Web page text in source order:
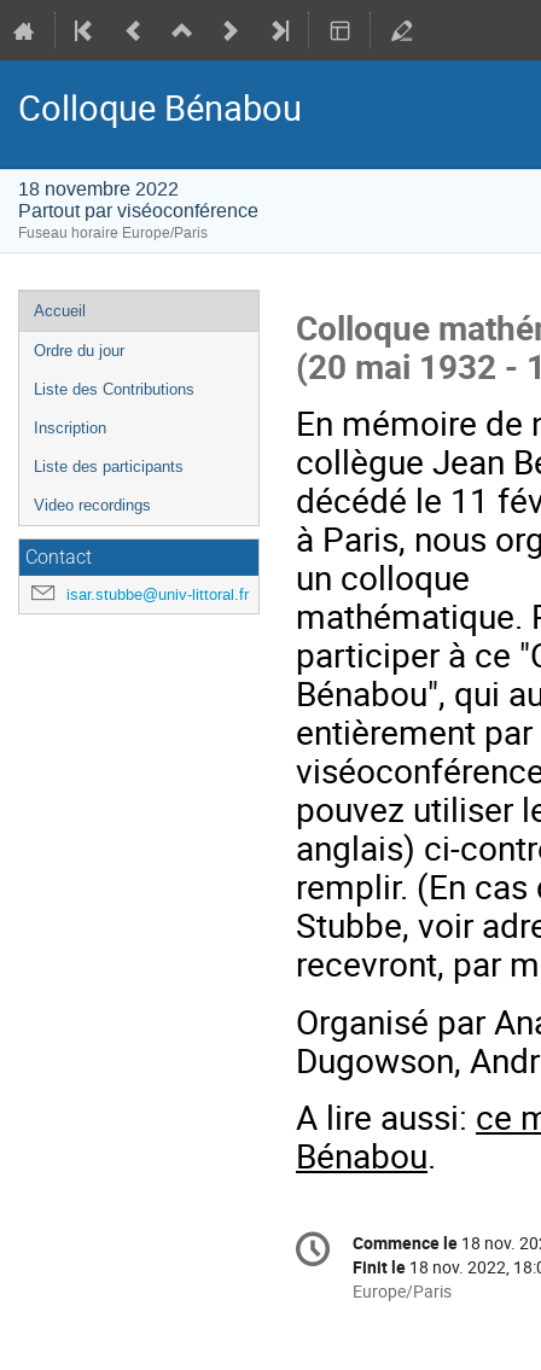
Colloque Bénabou
18 novembre 2022
Partout par viséoconférence
Fuseau horaire Europe/Paris
Menu
de
l'événement
Accueil
Ordre du jour
Liste des Contributions
Inscription
Liste des participants
Video recordings
Contact
isar.stubbe@univ-littoral.fr
Colloque
(20 mai 1932 -
En mémoire de
collègue Jean
décédé le 11
à Paris, nous
un colloque
mathématique.
participer à ce
Bénabou", qui
entièrement par
pouvez utiliser
anglais) ci-
remplir. (En
Stubbe, voir
recevront, par
Organisé par
Dugowson,
A lire aussi: ce
Bénabou.
Information
de
Date/Heure
Commence le 18 nov.
Finit le 18 nov. 2022,
Toutes
Europe/Paris